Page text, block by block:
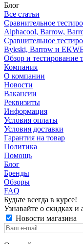
Блог
Все статьи
Сравнительное
Alphacool, Barrow,
Сравнительное
Bykski, Barrow и
Обзор и тестирование
Компания
О компании
Новости
Вакансии
Реквизиты
Информация
Условия оплаты
Условия доставки
Гарантия на товар
Политика
Помощь
Блог
Бренды
Обзоры
FAQ
Будьте всегда в курсе!
Узнавайте о скидках
Новости магазина